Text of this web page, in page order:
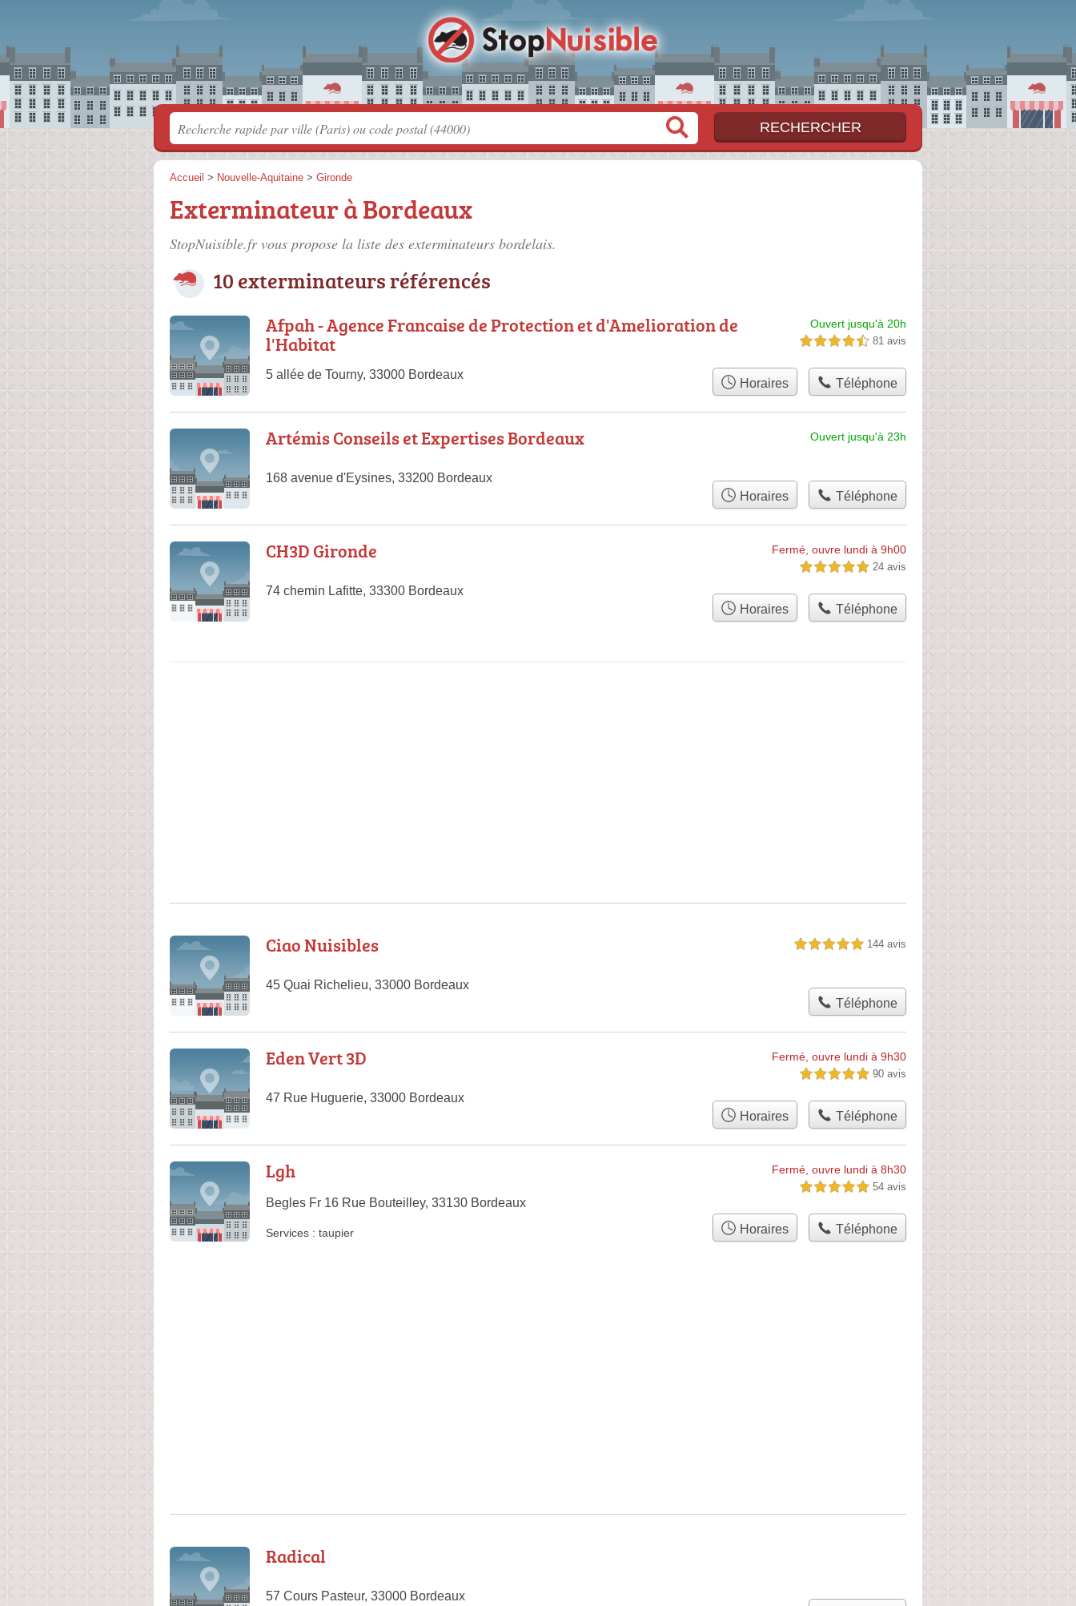
Accueil > Nouvelle-Aquitaine > Gironde
Exterminateur à Bordeaux
StopNuisible.fr vous propose la liste des exterminateurs bordelais.
10 exterminateurs référencés
Afpah - Agence Francaise de Protection et d'Amelioration de
l'Habitat
5 allée de Tourny, 33000 Bordeaux
Ouvert jusqu'à 20h
4,5 étoiles sur 5 81 avis
Horaires Téléphone
Artémis Conseils et Expertises Bordeaux
168 avenue d'Eysines, 33200 Bordeaux
Ouvert jusqu'à 23h
Horaires Téléphone
CH3D Gironde
74 chemin Lafitte, 33300 Bordeaux
Fermé, ouvre lundi à 9h00
5,0 étoiles sur 5 24 avis
Horaires Téléphone
Ciao Nuisibles
45 Quai Richelieu, 33000 Bordeaux
5,0 étoiles sur 5 144 avis
Téléphone
Eden Vert 3D
47 Rue Huguerie, 33000 Bordeaux
Fermé, ouvre lundi à 9h30
5,0 étoiles sur 5 90 avis
Horaires Téléphone
Lgh
Begles Fr 16 Rue Bouteilley, 33130 Bordeaux
Fermé, ouvre lundi à 8h30
5,0 étoiles sur 5 54 avis
Services : taupier Horaires Téléphone
Radical
57 Cours Pasteur, 33000 Bordeaux